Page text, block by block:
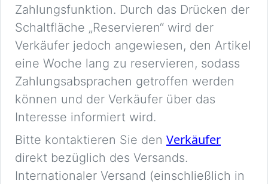
Zahlungsfunktion. Durch das Drücken der
Schaltfläche „Reservieren“ wird der
Verkäufer jedoch angewiesen, den Artikel
eine Woche lang zu reservieren, sodass
Zahlungsabsprachen getroffen werden
können und der Verkäufer über das
Interesse informiert wird.
Bitte kontaktieren Sie den Verkäufer
direkt bezüglich des Versands.
Internationaler Versand (einschließlich in